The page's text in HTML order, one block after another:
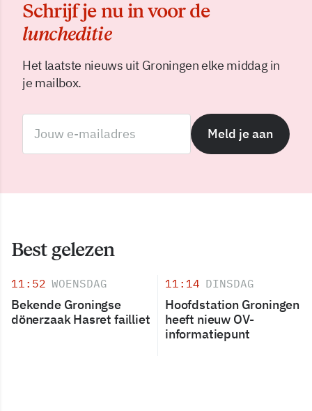
Schrijf je nu in voor de
luncheditie
Het laatste nieuws uit Groningen elke middag in
je mailbox.
Meld je aan
Best gelezen
11:52 WOENSDAG
Bekende Groningse
dönerzaak Hasret failliet
11:14 DINSDAG
Hoofdstation Groningen
heeft nieuw OV-
informatiepunt